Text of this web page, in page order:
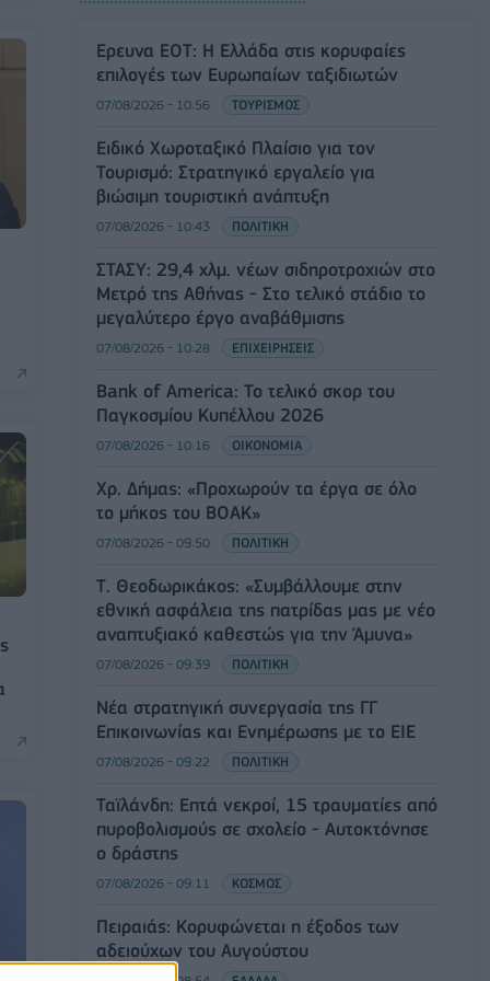
Έρευνα ΕΟΤ: Η Ελλάδα στις κορυφαίες
επιλογές των Ευρωπαίων ταξιδιωτών
07/08/2026 - 10:56 ΤΟΥΡΙΣΜΟΣ
Ειδικό Χωροταξικό Πλαίσιο για τον
Τουρισμό: Στρατηγικό εργαλείο για
βιώσιμη τουριστική ανάπτυξη
07/08/2026 - 10:43 ΠΟΛΙΤΙΚΗ
ΣΤΑΣΥ: 29,4 χλμ. νέων σιδηροτροχιών στο
Μετρό της Αθήνας - Στο τελικό στάδιο το
μεγαλύτερο έργο αναβάθμισης
07/08/2026 - 10:28 ΕΠΙΧΕΙΡΗΣΕΙΣ
Bank of America: Το τελικό σκορ του
Παγκοσμίου Κυπέλλου 2026
07/08/2026 - 10:16 ΟΙΚΟΝΟΜΙΑ
Χρ. Δήμας: «Προχωρούν τα έργα σε όλο
το μήκος του ΒΟΑΚ»
07/08/2026 - 09:50 ΠΟΛΙΤΙΚΗ
Τ. Θεοδωρικάκος: «Συμβάλλουμε στην
εθνική ασφάλεια της πατρίδας μας με νέο
αναπτυξιακό καθεστώς για την Άμυνα»
07/08/2026 - 09:39 ΠΟΛΙΤΙΚΗ
Νέα στρατηγική συνεργασία της ΓΓ
Επικοινωνίας και Ενημέρωσης με το ΕΙΕ
07/08/2026 - 09:22 ΠΟΛΙΤΙΚΗ
Ταϊλάνδη: Επτά νεκροί, 15 τραυματίες από
πυροβολισμούς σε σχολείο - Αυτοκτόνησε
ο δράστης
07/08/2026 - 09:11 ΚΟΣΜΟΣ
Πειραιάς: Κορυφώνεται η έξοδος των
αδειούχων του Αυγούστου